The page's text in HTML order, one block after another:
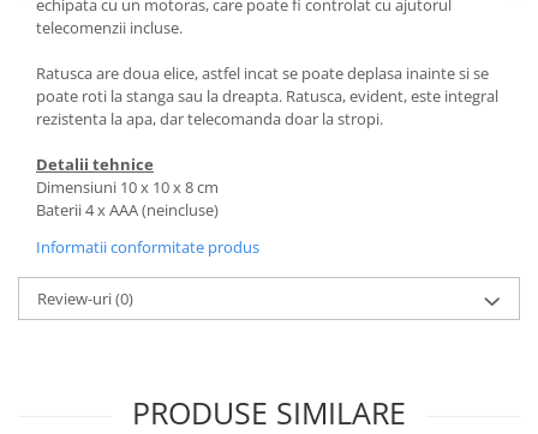
echipata cu un motoras, care poate fi controlat cu ajutorul
telecomenzii incluse.
Ratusca are doua elice, astfel incat se poate deplasa inainte si se
poate roti la stanga sau la dreapta. Ratusca, evident, este integral
rezistenta la apa, dar telecomanda doar la stropi.
Detalii tehnice
Dimensiuni 10 x 10 x 8 cm
Baterii 4 x AAA (neincluse)
Informatii conformitate produs
Review-uri(0)
PRODUSE SIMILARE